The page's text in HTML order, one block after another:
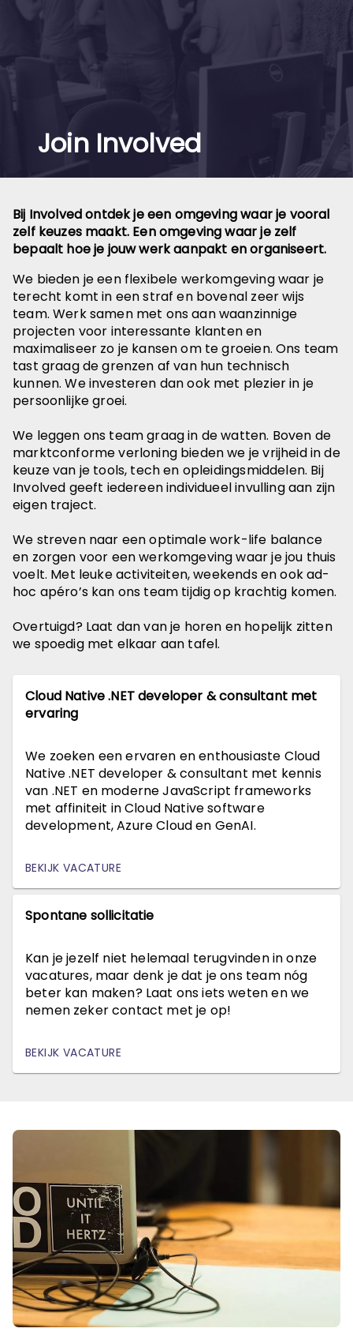
Join Involved
Bij Involved ontdek je een omgeving waar je vooral
zelf keuzes maakt. Een omgeving waar je zelf
bepaalt hoe je jouw werk aanpakt en organiseert.
We bieden je een flexibele werkomgeving waar je
terecht komt in een straf en bovenal zeer wijs
team. Werk samen met ons aan waanzinnige
projecten voor interessante klanten en
maximaliseer zo je kansen om te groeien. Ons team
tast graag de grenzen af van hun technisch
kunnen. We investeren dan ook met plezier in je
persoonlijke groei.
We leggen ons team graag in de watten. Boven de
marktconforme verloning bieden we je vrijheid in de
keuze van je tools, tech en opleidingsmiddelen. Bij
Involved geeft iedereen individueel invulling aan zijn
eigen traject.
We streven naar een optimale work-life balance
en zorgen voor een werkomgeving waar je jou thuis
voelt. Met leuke activiteiten, weekends en ook ad-
hoc apéro’s kan ons team tijdig op krachtig komen.
Overtuigd? Laat dan van je horen en hopelijk zitten
we spoedig met elkaar aan tafel.
Cloud Native .NET developer & consultant met
ervaring
We zoeken een ervaren en enthousiaste Cloud
Native .NET developer & consultant met kennis
van .NET en moderne JavaScript frameworks
met affiniteit in Cloud Native software
development, Azure Cloud en GenAI.
BEKIJK VACATURE
Spontane sollicitatie
Kan je jezelf niet helemaal terugvinden in onze
vacatures, maar denk je dat je ons team nóg
beter kan maken? Laat ons iets weten en we
nemen zeker contact met je op!
BEKIJK VACATURE